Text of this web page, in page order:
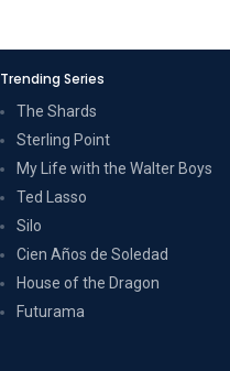
Trending Series
The Shards
Sterling Point
My Life with the Walter Boys
Ted Lasso
Silo
Cien Años de Soledad
House of the Dragon
Futurama